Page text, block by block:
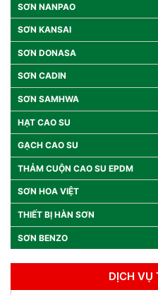
SƠN NANPAO
SƠN KANSAI
SƠN DONASA
SƠN CADIN
SƠN SAMHWA
HẠT CAO SU
GẠCH CAO SU
THẢM CUỘN CAO SU EPDM
SƠN HOA VIỆT
THIẾT BỊ HÀN SƠN
SƠN BENZO
DỊCH VỤ